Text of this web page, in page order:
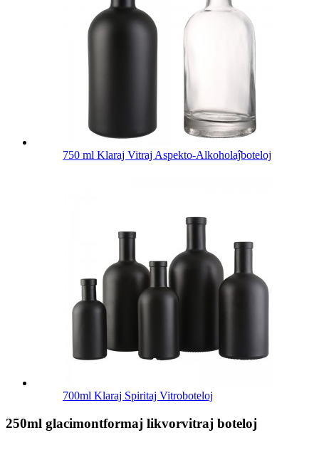
750 ml Klaraj Vitraj Aspekto-Alkoholaĵboteloj
700ml Klaraj Spiritaj Vitroboteloj
250ml glacimontformaj likvorvitraj boteloj